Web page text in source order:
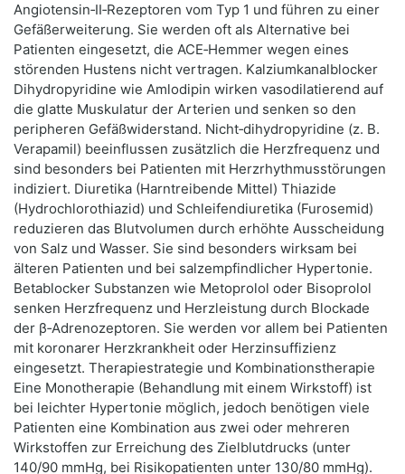
Angiotensin‑II‑Rezeptoren vom Typ 1 und führen zu einer
Gefäßerweiterung. Sie werden oft als Alternative bei
Patienten eingesetzt, die ACE‑Hemmer wegen eines
störenden Hustens nicht vertragen. Kalziumkanalblocker
Dihydropyridine wie Amlodipin wirken vasodilatierend auf
die glatte Muskulatur der Arterien und senken so den
peripheren Gefäßwiderstand. Nicht‑dihydropyridine (z. B.
Verapamil) beeinflussen zusätzlich die Herzfrequenz und
sind besonders bei Patienten mit Herzrhythmusstörungen
indiziert. Diuretika (Harntreibende Mittel) Thiazide
(Hydrochlorothiazid) und Schleifendiuretika (Furosemid)
reduzieren das Blutvolumen durch erhöhte Ausscheidung
von Salz und Wasser. Sie sind besonders wirksam bei
älteren Patienten und bei salzempfindlicher Hypertonie.
Betablocker Substanzen wie Metoprolol oder Bisoprolol
senken Herzfrequenz und Herzleistung durch Blockade
der β‑Adrenozeptoren. Sie werden vor allem bei Patienten
mit koronarer Herzkrankheit oder Herzinsuffizienz
eingesetzt. Therapiestrategie und Kombinationstherapie
Eine Monotherapie (Behandlung mit einem Wirkstoff) ist
bei leichter Hypertonie möglich, jedoch benötigen viele
Patienten eine Kombination aus zwei oder mehreren
Wirkstoffen zur Erreichung des Zielblutdrucks (unter
140/90 mmHg, bei Risikopatienten unter 130/80 mmHg).